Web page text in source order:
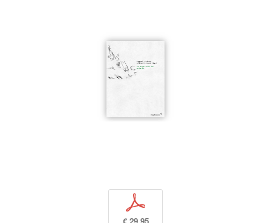
p